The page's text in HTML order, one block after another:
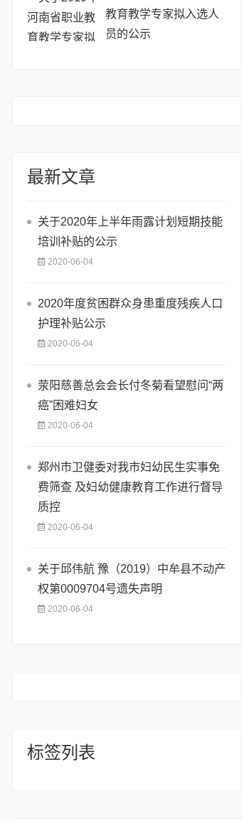
教育教学专家拟入选人
员的公示
最新文章
关于2020年上半年雨露计划短期技能
培训补贴的公示
2020-06-04
2020年度贫困群众身患重度残疾人口
护理补贴公示
2020-06-04
荥阳慈善总会会长付冬菊看望慰问“两
癌”困难妇女
2020-06-04
郑州市卫健委对我市妇幼民生实事免
费筛查 及妇幼健康教育工作进行督导
质控
2020-06-04
关于邱伟航 豫（2019）中牟县不动产
权第0009704号遗失声明
2020-06-04
标签列表